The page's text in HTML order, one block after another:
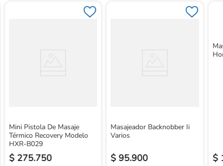
Términos y Condiciones: Para conocer nuestros términos y
ingresa al siguiente link:
https://www.ortopedicosfuturo.com/reversion-de-pago
Mini Pistola De Masaje
Térmico Recovery Modelo
HXR-B029
$ 275.750
Masajeador Backnobber Ii
Varios
$ 95.900 $